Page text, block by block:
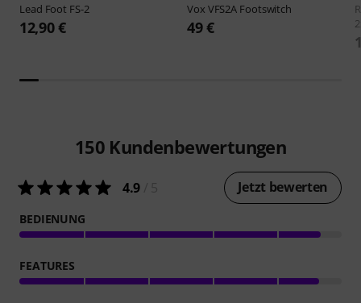
Lead Foot FS-2
12,90 €
Vox VFS2A Footswitch
49 €
150 Kundenbewertungen
4.9 Jetzt bewerten
BEDIENUNG
FEATURES